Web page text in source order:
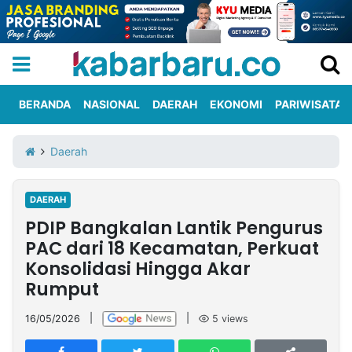
Iklan
Berita
Kami
Nasional
International
Olahraga
Entertainment
Daerah
Pariwisata
Kuliner
Kolom
Network
PT
TREETAN
BERANDA NASIONAL DAERAH EKONOMI PARIWISATA
Daerah
DAERAH
PDIP Bangkalan Lantik Pengurus
PAC dari 18 Kecamatan, Perkuat
Konsolidasi Hingga Akar
Rumput
16/05/2026 5 views